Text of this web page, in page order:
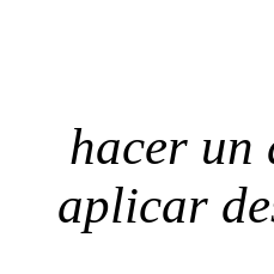
hacer un
aplicar